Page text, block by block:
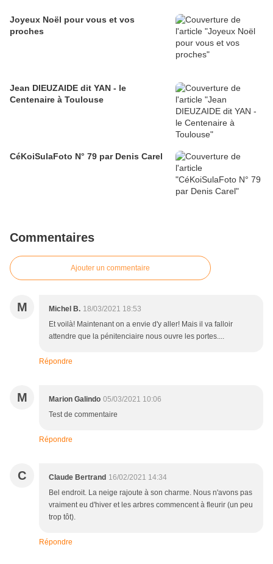
Joyeux Noël pour vous et vos
proches
Jean DIEUZAIDE dit YAN - le
Centenaire à Toulouse
CéKoiSulaFoto N° 79 par Denis Carel
Commentaires
Ajouter un commentaire
M Michel B. 18/03/2021 18:53
Et voilà! Maintenant on a envie d'y aller! Mais il va falloir
attendre que la pénitenciaire nous ouvre les portes....
Répondre
M Marion Galindo 05/03/2021 10:06
Test de commentaire
Répondre
C Claude Bertrand 16/02/2021 14:34
Bel endroit. La neige rajoute à son charme. Nous n'avons pas
vraiment eu d'hiver et les arbres commencent à fleurir (un peu
trop tôt).
Répondre